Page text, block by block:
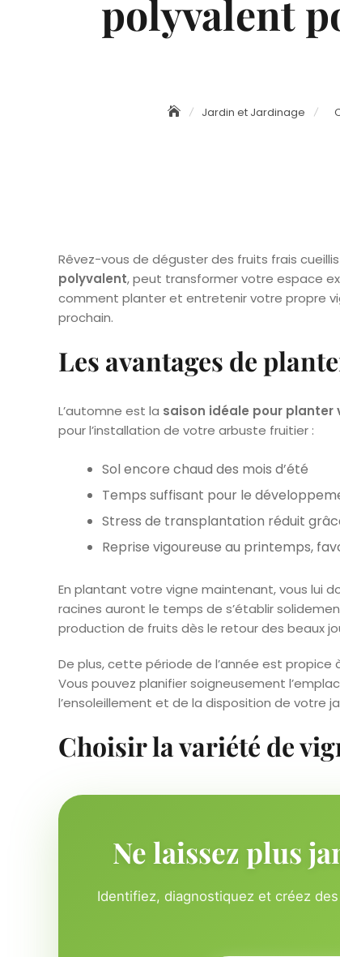
polyvalent
Jardin et Jardinage
Rêvez-vous de déguster des fruits frais
polyvalent, peut transformer votre espace
comment planter et entretenir votre propre
prochain.
Les avantages de
L’automne est la saison idéale pour planter
pour l’installation de votre arbuste fruitier :
Sol encore chaud des mois d’été
Temps suffisant pour le
Stress de transplantation réduit
Reprise vigoureuse au printemps,
En plantant votre vigne maintenant, vous lui
racines auront le temps de s’établir
production de fruits dès le retour des beaux
De plus, cette période de l’année est
Vous pouvez planifier soigneusement
l’ensoleillement et de la disposition de votre
Choisir la variété de
Ne laissez plus
Identifiez, diagnostiquez et créez